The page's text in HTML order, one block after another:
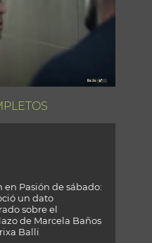
en Pasión de sábado:
un dato
sobre el
de Marcela Baños
Balli